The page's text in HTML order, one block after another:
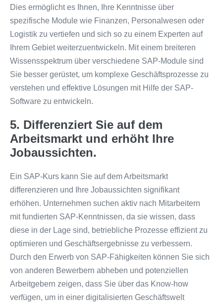
Dies ermöglicht es Ihnen, Ihre Kenntnisse über
spezifische Module wie Finanzen, Personalwesen oder
Logistik zu vertiefen und sich so zu einem Experten auf
Ihrem Gebiet weiterzuentwickeln. Mit einem breiteren
Wissensspektrum über verschiedene SAP-Module sind
Sie besser gerüstet, um komplexe Geschäftsprozesse zu
verstehen und effektive Lösungen mit Hilfe der SAP-
Software zu entwickeln.
5. Differenziert Sie auf dem
Arbeitsmarkt und erhöht Ihre
Jobaussichten.
Ein SAP-Kurs kann Sie auf dem Arbeitsmarkt
differenzieren und Ihre Jobaussichten signifikant
erhöhen. Unternehmen suchen aktiv nach Mitarbeitern
mit fundierten SAP-Kenntnissen, da sie wissen, dass
diese in der Lage sind, betriebliche Prozesse effizient zu
optimieren und Geschäftsergebnisse zu verbessern.
Durch den Erwerb von SAP-Fähigkeiten können Sie sich
von anderen Bewerbern abheben und potenziellen
Arbeitgebern zeigen, dass Sie über das Know-how
verfügen, um in einer digitalisierten Geschäftswelt